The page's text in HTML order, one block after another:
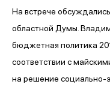
На встрече
областной Думы.
бюджетная политика
соответствии с
на решение социально-